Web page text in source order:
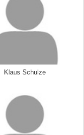
Klaus Schulze